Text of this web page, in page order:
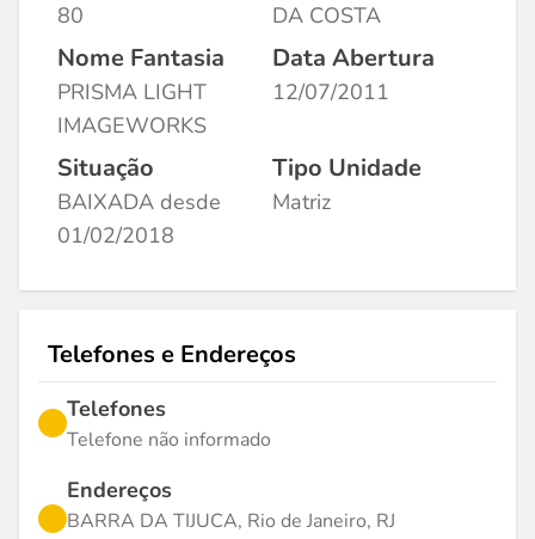
80
DA COSTA
Nome Fantasia
PRISMA LIGHT
IMAGEWORKS
Data Abertura
12/07/2011
Situação
BAIXADA desde
01/02/2018
Tipo Unidade
Matriz
Telefones e Endereços
Telefones
Telefone não informado
Endereços
BARRA DA TIJUCA, Rio de Janeiro, RJ